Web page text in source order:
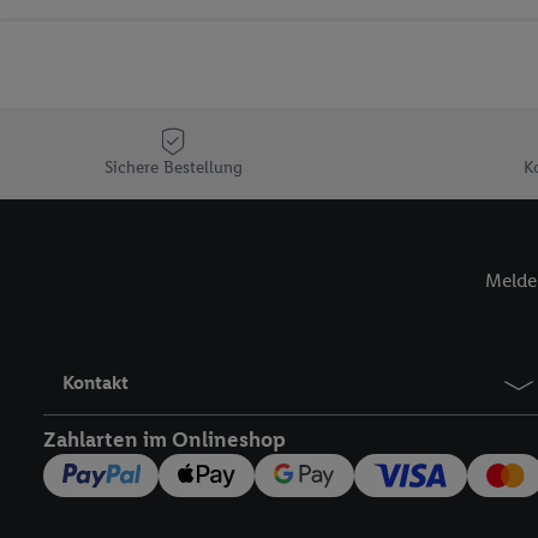
Sichere Bestellung
Kontakt
Zahlarten im Onlineshop
Sofern Sie hier Ihre
Plus-Konto einloggen,
zu erstellen (die
können, um Sie in
Hierzu wird von uns
Zudem erlauben Sie
den Lidl-Diensten
Wenn das der Fall ist,
Kundenkonto-
Insbesondere können
Nutzung der Utiq-
widerrufen - jederzeit
Telekommunikations-